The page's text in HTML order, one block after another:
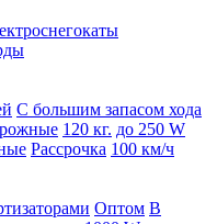
С большим запасом хода
120 кг. до 250 W
Рассрочка 100 км/ч
Оптом В